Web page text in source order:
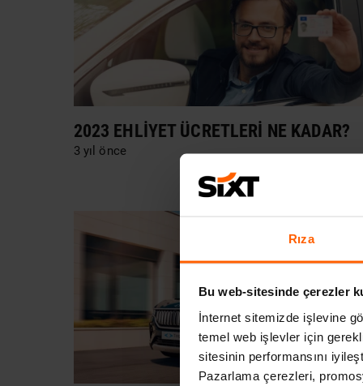
Rıza
Bu web-sitesinde çerezler
İnternet sitemizde işlevine
temel web işlevler için
sitesinin performansını
Pazarlama çerezleri,
2023 EHLIYET ÜCRETLERI NE KADAR?
3 yıl önce